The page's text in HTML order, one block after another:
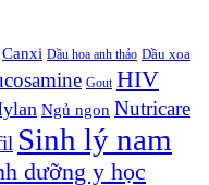
Canxi Dầu hoa anh thảo Dầu xoa
Gout HIV
Ngủ ngon Nutricare
Sinh lý nam
dưỡng y học